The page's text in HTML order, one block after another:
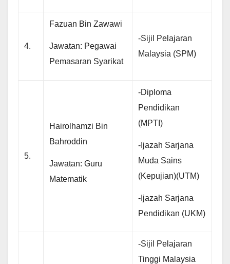
4.
Fazuan Bin Zawawi
Jawatan: Pegawai
Pemasaran Syarikat
-Sijil Pelajaran
Malaysia (SPM)
5.
Hairolhamzi Bin
Bahroddin
Jawatan: Guru
Matematik
-Diploma
Pendidikan
(MPTI)
-Ijazah Sarjana
Muda Sains
(Kepujian)(UTM)
-Ijazah Sarjana
Pendidikan (UKM)
-Sijil Pelajaran
Tinggi Malaysia